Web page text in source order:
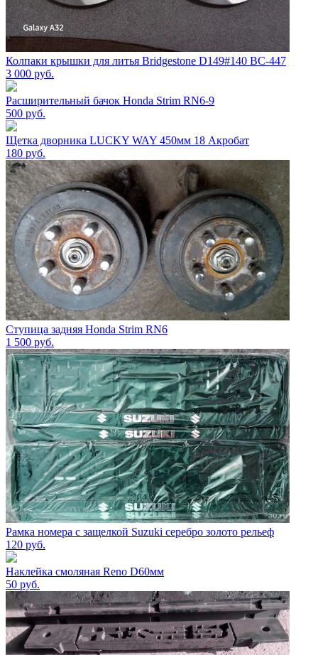
Колпаки крышки для литья Bridgestone D149#140 BC-447
3 000 руб.
Расширительный бачок Honda Strim RN6-9
500 руб.
Щетка дворника LUCKY WAY 450мм 18 Акробат
180 руб.
Ступица задняя Honda Strim RN6
1 500 руб.
Рамка номера с защелкой Suzuki серебро золото рельеф
120 руб.
Наклейка смоляная Reno D60мм
50 руб.